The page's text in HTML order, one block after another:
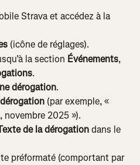
Strava et accédez à la
(icône de réglages).
la section Événements,
.
dérogation.
(par exemple, «
novembre 2025 »).
de la dérogation dans le
préformaté (comportant par